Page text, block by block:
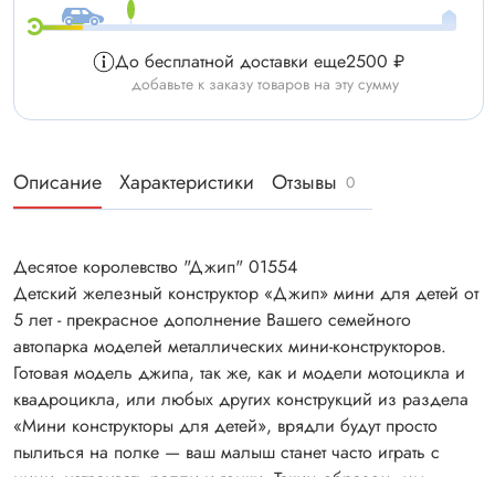
До бесплатной доставки еще2500 ₽
добавьте к заказу товаров на эту сумму
Описание Характеристики Отзывы 0
Десятое королевство "Джип" 01554
Детский железный конструктор «Джип» мини для детей от
5 лет - прекрасное дополнение Вашего семейного
автопарка моделей металлических мини-конструкторов.
Готовая модель джипа, так же, как и модели мотоцикла и
квадроцикла, или любых других конструкций из раздела
«Мини конструкторы для детей», врядли будут просто
пылиться на полке — ваш малыш станет часто играть с